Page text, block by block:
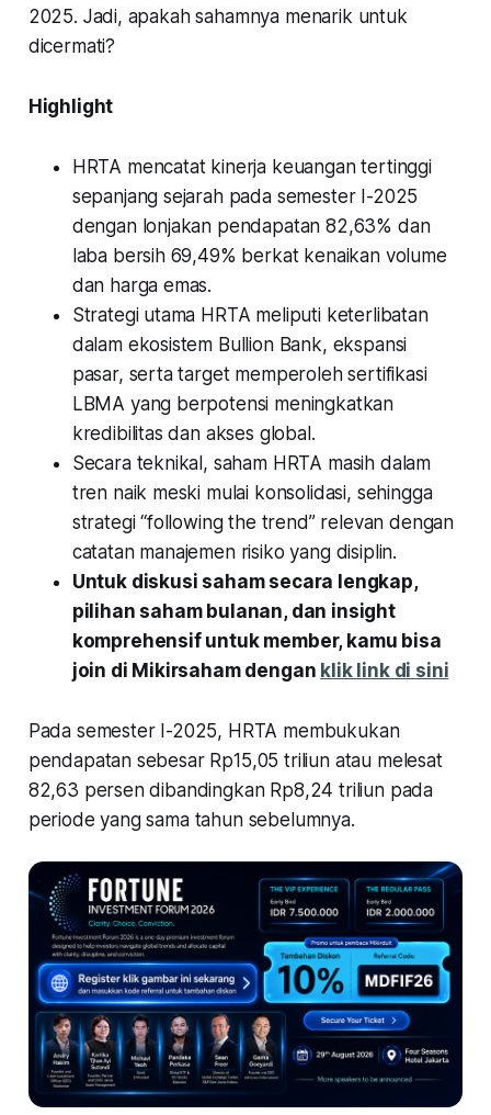
2025. Jadi, apakah sahamnya menarik untuk
dicermati?
Highlight
HRTA mencatat kinerja keuangan tertinggi
sepanjang sejarah pada semester I-2025
dengan lonjakan pendapatan 82,63% dan
laba bersih 69,49% berkat kenaikan volume
dan harga emas.
Strategi utama HRTA meliputi keterlibatan
dalam ekosistem Bullion Bank, ekspansi
pasar, serta target memperoleh sertifikasi
LBMA yang berpotensi meningkatkan
kredibilitas dan akses global.
Secara teknikal, saham HRTA masih dalam
tren naik meski mulai konsolidasi, sehingga
strategi “following the trend” relevan dengan
catatan manajemen risiko yang disiplin.
Untuk diskusi saham secara lengkap,
pilihan saham bulanan, dan insight
komprehensif untuk member, kamu bisa
join di Mikirsaham dengan klik link di sini
Pada semester I-2025, HRTA membukukan
pendapatan sebesar Rp15,05 triliun atau melesat
82,63 persen dibandingkan Rp8,24 triliun pada
periode yang sama tahun sebelumnya.